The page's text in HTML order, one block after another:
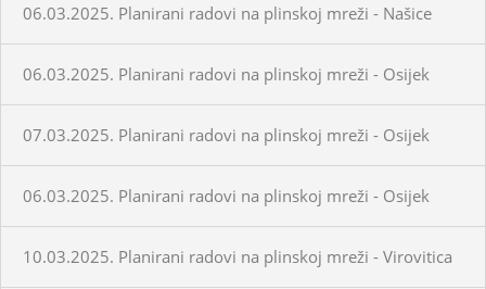
06.03.2025. Planirani radovi na plinskoj mreži - Našice
06.03.2025. Planirani radovi na plinskoj mreži - Osijek
07.03.2025. Planirani radovi na plinskoj mreži - Osijek
06.03.2025. Planirani radovi na plinskoj mreži - Osijek
10.03.2025. Planirani radovi na plinskoj mreži - Virovitica